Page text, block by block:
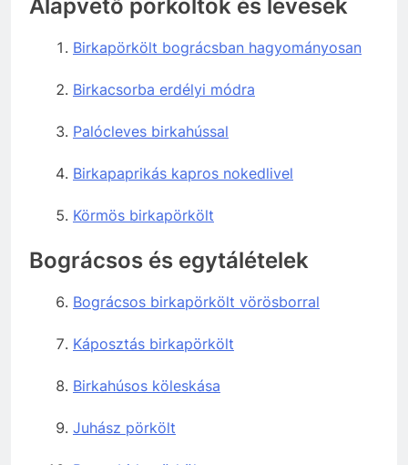
Alapvető pörköltök és levesek
Birkapörkölt bográcsban hagyományosan
Birkacsorba erdélyi módra
Palócleves birkahússal
Birkapaprikás kapros nokedlivel
Körmös birkapörkölt
Bográcsos és egytálételek
Bográcsos birkapörkölt vörösborral
Káposztás birkapörkölt
Birkahúsos köleskása
Juhász pörkölt